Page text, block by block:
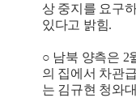
상 중지를 요구
있다고 밝힘.
○ 남북 양측은 2
의 집에서 차관
는 김규현 청와